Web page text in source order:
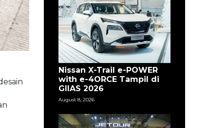
Nissan X-Trail e-POWER
with e-4ORCE Tampil di
GIIAS 2026
August 8, 2026